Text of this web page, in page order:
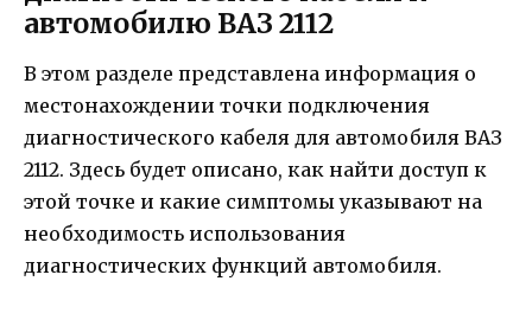
автомобилю ВАЗ 2112
В этом разделе представлена информация о
местонахождении точки подключения
диагностического кабеля для автомобиля ВАЗ
2112. Здесь будет описано, как найти доступ к
этой точке и какие симптомы указывают на
необходимость использования
диагностических функций автомобиля.